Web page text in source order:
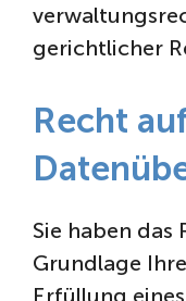
gerichtlicher
Recht
Sie haben das
Grundlage
Erfüllung